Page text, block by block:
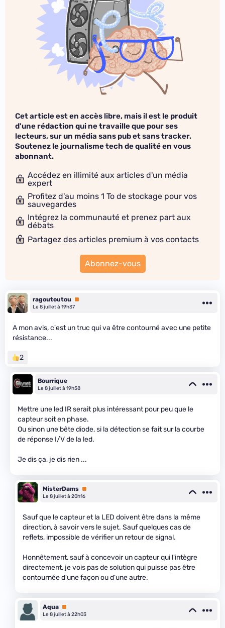
Cet article est en accès libre, mais il est le produit
d'une rédaction qui ne travaille que pour ses
lecteurs, sur un média sans pub et sans tracker.
Soutenez le journalisme tech de qualité en vous
abonnant.
Accédez en illimité aux articles d'un média
expert
Profitez d'au moins 1 To de stockage pour vos
sauvegardes
Intégrez la communauté et prenez part aux
débats
Partagez des articles premium à vos contacts
Abonnez-vous
ragoutoutou
Premium
Le 8 juillet à 19h37
A mon avis, c'est un truc qui va être contourné avec une petite
résistance...
2
Bourrique
Le 8 juillet à 19h58
Mettre une led IR serait plus intéressant pour peu que le
capteur soit en phase.
Ou sinon une bête diode, si la détection se fait sur la courbe
de réponse I/V de la led.
Je dis ça, je dis rien ...
MisterDams Premium
Le 8 juillet à 20h16
Sauf que le capteur et la LED doivent être dans la même
direction, à savoir vers le sujet. Sauf quelques cas de
reflets, impossible de vérifier un retour de signal.
Honnêtement, sauf à concevoir un capteur qui l'intègre
directement, je vois pas de solution qui puisse pas être
contournée d'une façon ou d'une autre.
Aqua Premium
Le 8 juillet à 22h03